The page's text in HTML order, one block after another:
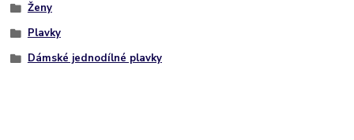
Ženy
Plavky
Dámské jednodílné plavky